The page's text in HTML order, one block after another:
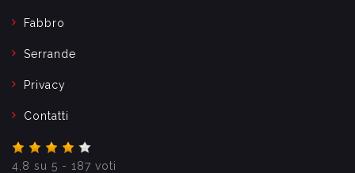
Fabbro
Serrande
Privacy
Contatti
4,8 su 5 - 187 voti